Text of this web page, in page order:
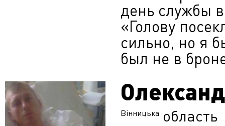
день службы
«Голову
сильно, но я
был не в
Вінницька область